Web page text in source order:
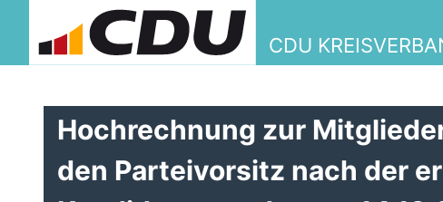
CDU
Hochrechnung zur
den Parteivorsitz nach der